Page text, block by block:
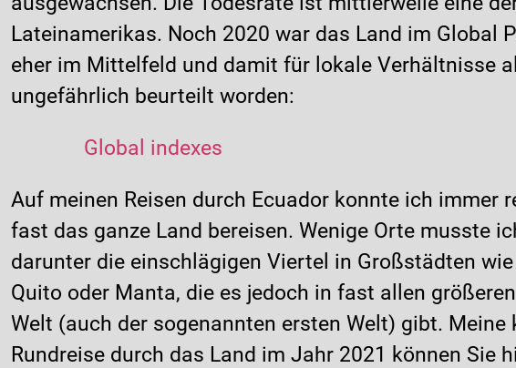
Lateinamerikas. Noch 2020 war das Land im Global
eher im Mittelfeld und damit für lokale Verhältnisse
ungefährlich beurteilt worden:
Global indexes
Auf meinen Reisen durch Ecuador konnte ich immer
fast das ganze Land bereisen. Wenige Orte musste
darunter die einschlägigen Viertel in Großstädten
Quito oder Manta, die es jedoch in fast allen
Welt (auch der sogenannten ersten Welt) gibt. Meine
Rundreise durch das Land im Jahr 2021 können Sie